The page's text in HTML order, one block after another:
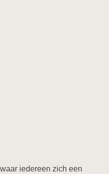
iedereen zich een